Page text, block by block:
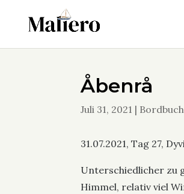
Åbenrå
Juli 31, 2021 | Bordbuch
31.07.2021, Tag 27,
Unterschiedlicher zu
Himmel, relativ viel